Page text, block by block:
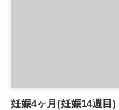
妊娠4ヶ月(妊娠14週目